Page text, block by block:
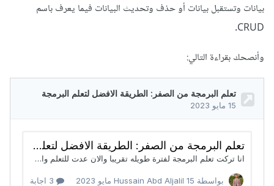
بيانات وتستقبل بيانات أو حذف وتحديث البيانات فيما يعرف باسم
CRUD.
وأنصحك بقراءة التالي: